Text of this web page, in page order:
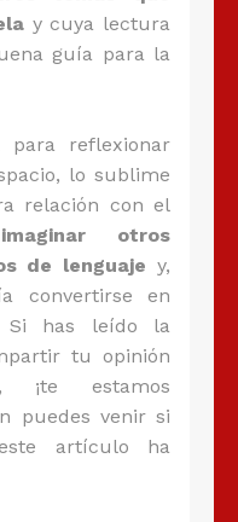
y cuya lectura
guía para la
para reflexionar
lo sublime
relación con el
imaginar otros
de lenguaje y,
convertirse en
Si has leído la
tu opinión
¡te estamos
puedes venir si
artículo ha